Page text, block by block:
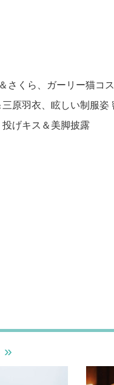
さくら、ガーリー猫コ
三原羽衣、眩しい制服
投げキス＆美脚披露